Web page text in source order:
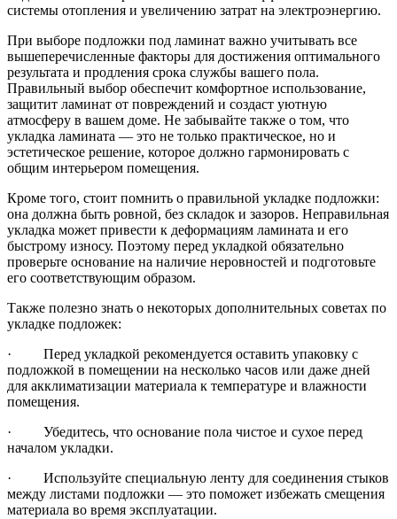
системы отопления и увеличению затрат на электроэнергию.
При выборе подложки под ламинат важно учитывать все
вышеперечисленные факторы для достижения оптимального
результата и продления срока службы вашего пола.
Правильный выбор обеспечит комфортное использование,
защитит ламинат от повреждений и создаст уютную
атмосферу в вашем доме. Не забывайте также о том, что
укладка ламината — это не только практическое, но и
эстетическое решение, которое должно гармонировать с
общим интерьером помещения.
Кроме того, стоит помнить о правильной укладке подложки:
она должна быть ровной, без складок и зазоров. Неправильная
укладка может привести к деформациям ламината и его
быстрому износу. Поэтому перед укладкой обязательно
проверьте основание на наличие неровностей и подготовьте
его соответствующим образом.
Также полезно знать о некоторых дополнительных советах по
укладке подложек:
· Перед укладкой рекомендуется оставить упаковку с
подложкой в помещении на несколько часов или даже дней
для акклиматизации материала к температуре и влажности
помещения.
· Убедитесь, что основание пола чистое и сухое перед
началом укладки.
· Используйте специальную ленту для соединения стыков
между листами подложки — это поможет избежать смещения
материала во время эксплуатации.